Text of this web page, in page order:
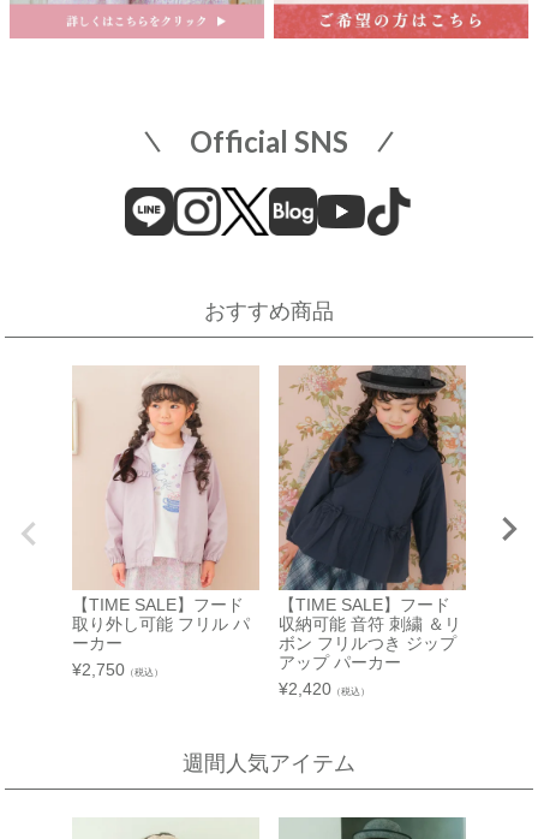
名古屋市中区栄3-5-1
名古屋栄 三越 7F 子供服売場
近鉄百貨店 上本町店
店舗詳細へ
京阪百貨店 守口店
大阪府守口市河原町8番3号
京阪百貨店 守口店 6階子供服売場
店舗詳細へ
近鉄百貨店 生駒店
奈良県生駒市谷田町
近鉄百貨店 生駒店 4階子供服売場
店舗詳細へ
泉北タカシマヤ
2026.08.1 ～ 2026.08.18
そごう横浜店
2026.08.19 ～ 2026.08.31
伊勢丹 立川店
子供服売場
【開催期間】
2026.08.1 ～ 2026.08.25
西武渋谷店
A館 6階
【開催期間】
2026.08.4 ～ 2026.08.31
催会場
2026.08.5 ～ 2026.08.11
Official SNS
おすすめ商品
【TIME SALE】フード
取り外し可能 フリル パ
ーカー
¥2,750 （税込）
【TIME SALE】フード
収納可能 音符 刺繍 ＆リ
ボン フリルつき ジップ
アップ パーカー
¥2,420 （税込）
週間人気アイテム